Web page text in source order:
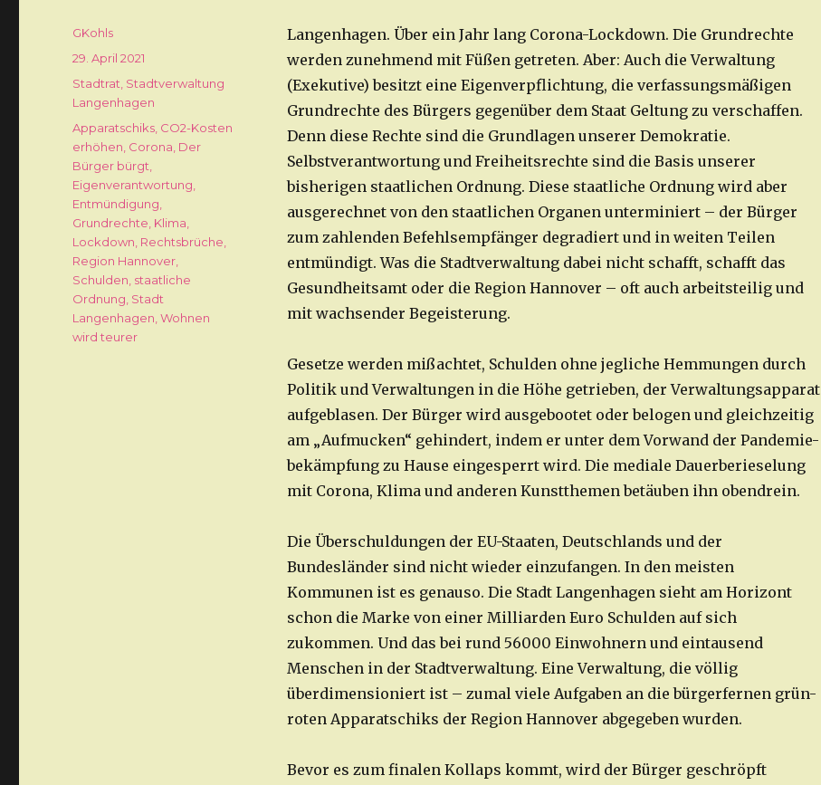
Langenhagen. Über ein Jahr lang Corona-Lockdown. Die Grundrechte
werden zunehmend mit Füßen getreten. Aber: Auch die Verwaltung
(Exekutive) besitzt eine Eigenverpflichtung, die verfassungsmäßigen
Grundrechte des Bürgers gegenüber dem Staat Geltung zu verschaffen.
Denn diese Rechte sind die Grundlagen unserer Demokratie.
Selbstverantwortung und Freiheitsrechte sind die Basis unserer
bisherigen staatlichen Ordnung. Diese staatliche Ordnung wird aber
ausgerechnet von den staatlichen Organen unterminiert – der Bürger
zum zahlenden Befehlsempfänger degradiert und in weiten Teilen
entmündigt. Was die Stadtverwaltung dabei nicht schafft, schafft das
Gesundheitsamt oder die Region Hannover – oft auch arbeitsteilig und
mit wachsender Begeisterung.
Gesetze werden mißachtet, Schulden ohne jegliche Hemmungen durch
Politik und Verwaltungen in die Höhe getrieben, der Verwaltungsapparat
aufgeblasen. Der Bürger wird ausgebootet oder belogen und gleichzeitig
am „Aufmucken“ gehindert, indem er unter dem Vorwand der Pandemie-
bekämpfung zu Hause eingesperrt wird. Die mediale Dauerberieselung
mit Corona, Klima und anderen Kunstthemen betäuben ihn obendrein.
Die Überschuldungen der EU-Staaten, Deutschlands und der
Bundesländer sind nicht wieder einzufangen. In den meisten
Kommunen ist es genauso. Die Stadt Langenhagen sieht am Horizont
schon die Marke von einer Milliarden Euro Schulden auf sich
zukommen. Und das bei rund 56000 Einwohnern und eintausend
Menschen in der Stadtverwaltung. Eine Verwaltung, die völlig
überdimensioniert ist – zumal viele Aufgaben an die bürgerfernen grün-
roten Apparatschiks der Region Hannover abgegeben wurden.
Bevor es zum finalen Kollaps kommt, wird der Bürger geschröpft
Autor
GKohls
Veröffentlicht
am
29. April 2021
Kategorien
Stadtrat Stadtverwaltung
Langenhagen
Schlagwörter
Apparatschiks CO2-Kosten
erhöhen Corona Der
Bürger bürgt
Eigenverantwortung
Entmündigung
Grundrechte Klima
Lockdown Rechtsbrüche
Region Hannover
Schulden staatliche
Ordnung Stadt
Langenhagen ,Wohnen
wird teurer